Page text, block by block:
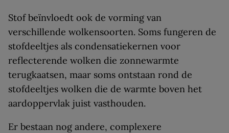
Stof beïnvloedt ook de vorming van
verschillende wolkensoorten. Soms fungeren de
stofdeeltjes als condensatiekernen voor
reflecterende wolken die zonnewarmte
terugkaatsen, maar soms ontstaan rond de
stofdeeltjes wolken die de warmte boven het
aardoppervlak juist vasthouden.
Er bestaan nog andere, complexere